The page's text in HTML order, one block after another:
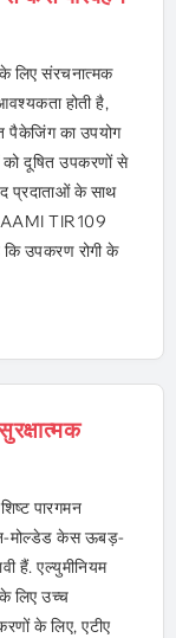
लिए संरचनात्मक
होती है,
पैकेजिंग का उपयोग
दूषित उपकरणों से
प्रदाताओं के साथ
AAMI TIR109
उपकरण रोगी के
पारगमन
मोल्डेड केस ऊबड़-
हैं. एल्युमीनियम
लिए उच्च
के लिए, एटीए